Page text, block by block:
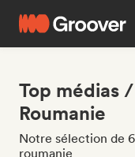
Top médias
Roumanie
Notre sélection de
roumanie